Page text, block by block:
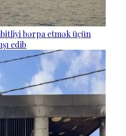
bərpa etmək üçün
edib